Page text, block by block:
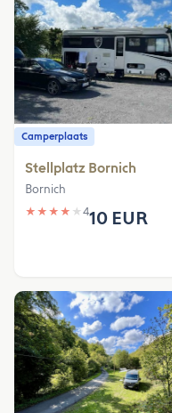
Camperplaats
Stellplatz Bornich
Bornich
★ ★ ★ ★ ★ 410 EUR